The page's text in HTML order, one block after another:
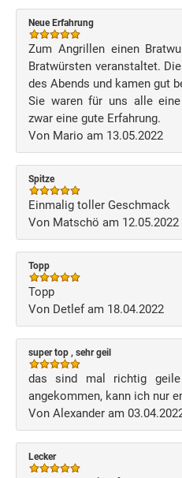
Neue Erfahrung
Zum Angrillen einen
Bratwürsten veranstaltet.
des Abends und kamen gut
Sie waren für uns alle
zwar eine gute Erfahrung.
Von Mario am 13.05.2022
Spitze
Einmalig toller Geschmack
Von Matschö am 12.05.2022
Topp
Topp
Von Detlef am 18.04.2022
super top , sehr geil
das sind mal richtig
angekommen, kann ich nur
Von Alexander am
Lecker